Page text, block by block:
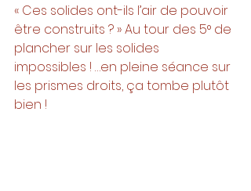
« Ces solides ont-ils l’air de pouvoir
être construits ? » Au tour des 5° de
plancher sur les solides
impossibles ! …en pleine séance sur
les prismes droits, ça tombe plutôt
bien !